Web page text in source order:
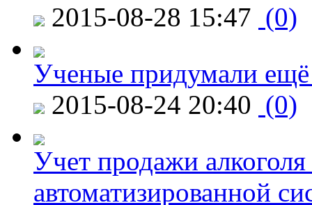
2015-08-28 15:47 (0)
Ученые придумали ещё
2015-08-24 20:40 (0)
Учет продажи
автоматизированной